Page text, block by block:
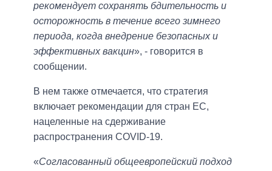
рекомендует сохранять бдительность и
осторожность в течение всего зимнего
периода, когда внедрение безопасных и
эффективных вакцин», - говорится в
сообщении.
В нем также отмечается, что стратегия
включает рекомендации для стран ЕС,
нацеленные на сдерживание
распространения COVID-19.
«Согласованный общеевропейский подход